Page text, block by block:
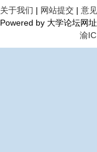
关于我们 | 网站提交 | 意
Powered by 大学论坛网
渝